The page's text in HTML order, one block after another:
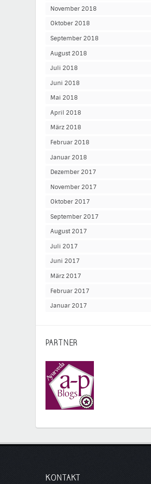
November 2018
Oktober 2018
September 2018
August 2018
Juli 2018
Juni 2018
Mai 2018
April 2018
März 2018
Februar 2018
Januar 2018
Dezember 2017
November 2017
Oktober 2017
September 2017
August 2017
Juli 2017
Juni 2017
März 2017
Februar 2017
Januar 2017
PARTNER
KONTAKT